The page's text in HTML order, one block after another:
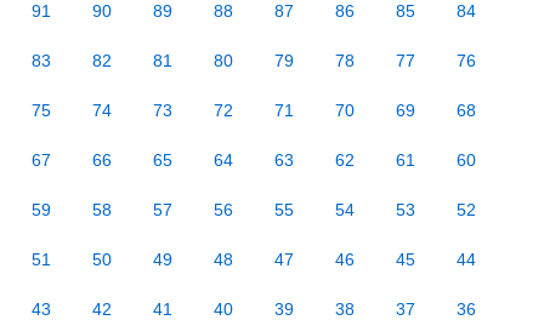
91 90 89 88 87 86 85 84
83 82 81 80 79 78 77 76
75 74 73 72 71 70 69 68
67 66 65 64 63 62 61 60
59 58 57 56 55 54 53 52
51 50 49 48 47 46 45 44
43 42 41 40 39 38 37 36